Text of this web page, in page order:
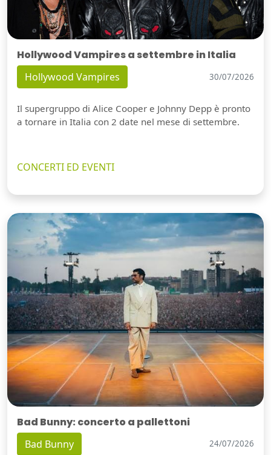
Hollywood Vampires a settembre in Italia
Hollywood Vampires 30/07/2026
Il supergruppo di Alice Cooper e Johnny Depp è pronto
a tornare in Italia con 2 date nel mese di settembre.
CONCERTI ED EVENTI
Bad Bunny: concerto a pallettoni
Bad Bunny 24/07/2026